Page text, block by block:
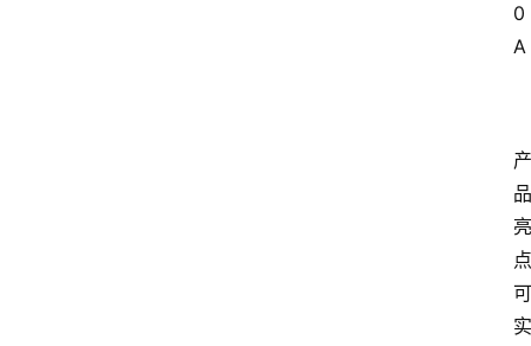
0
A
产
品
亮
点
可
实